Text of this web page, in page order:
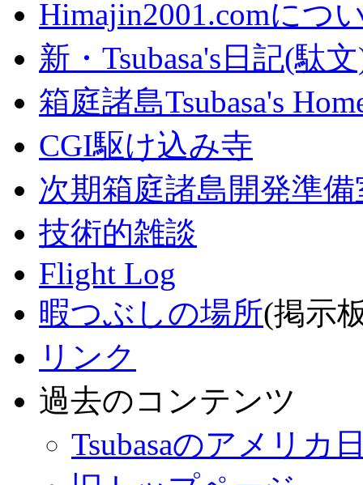
Himajin2001.comにつ
新・Tsubasa's日記(駄
箱庭諸島Tsubasa's
CGI駆け込み寺
次期箱庭諸島開発準備
技術的雑談
Flight Log
暇つぶしの場所(掲示
リンク
過去のコンテンツ
Tsubasaのアメリカ